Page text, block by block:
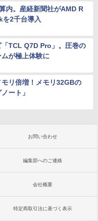
内。産経新聞社がAMD R
2千台導入
TCL Q7D Pro」。圧巻の
が極上体験に
リ倍増！メモリ32GBの
ート」
お問い合わせ
編集部へのご連絡
会社概要
特定商取引法に基づく表示